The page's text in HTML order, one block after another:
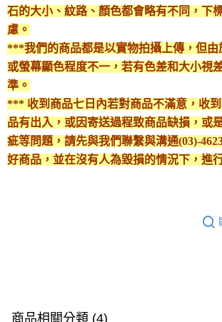
石的大小、紋路、顏色都會略有不同，下
慮。
***我們的商品都是以實物拍攝上傳，但由
或螢幕顯色程度不一，若有色差和大小視
準。
*** 收到商品七日內若對商品不滿意，收
品有出入，或因寄送過程致商品缺損，或
疵等問題，請先與我們聯繫與溝通(03)-
好商品，並在沒有人為毀損的情況下，進
商品相關分類 (4)